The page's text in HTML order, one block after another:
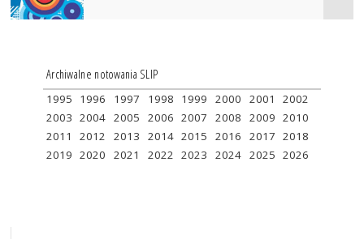
Archiwalne notowania SLIP
1995 1996 1997 1998 1999 2000 2001
2002
2003 2004 2005 2006 2007 2008 2009 2010
2011
2012 2013 2014 2015 2016 2017 2018
2019 2020 2021 2022 2023 2024 2025 2026